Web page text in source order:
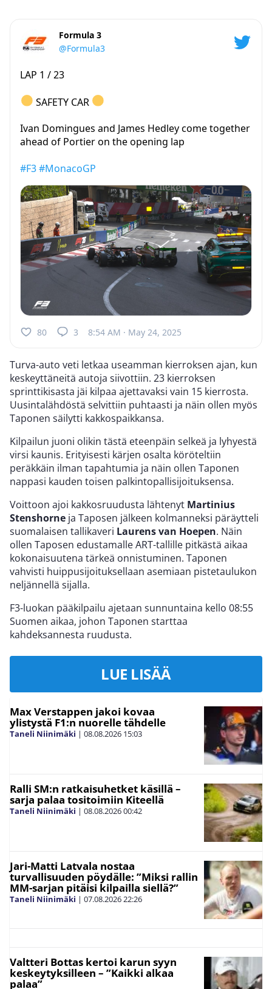
Formula 3
@Formula3
LAP 1 / 23
SAFETY CAR
Ivan Domingues and James Hedley come together
ahead of Portier on the opening lap
#F3#MonacoGP
80 3 8:54 AM · May 24, 2025
Turva-auto veti letkaa useamman kierroksen ajan, kun
keskeyttäneitä autoja siivottiin. 23 kierroksen
sprinttikisasta jäi kilpaa ajettavaksi vain 15 kierrosta.
Uusintalähdöstä selvittiin puhtaasti ja näin ollen myös
Taponen säilytti kakkospaikkansa.
Kilpailun juoni olikin tästä eteenpäin selkeä ja lyhyestä
virsi kaunis. Erityisesti kärjen osalta köröteltiin
peräkkäin ilman tapahtumia ja näin ollen Taponen
nappasi kauden toisen palkintopallisijoituksensa.
Voittoon ajoi kakkosruudusta lähtenyt Martinius
Stenshorne ja Taposen jälkeen kolmanneksi päräytteli
suomalaisen tallikaveri Laurens van Hoepen. Näin
ollen Taposen edustamalle ART-tallille pitkästä aikaa
kokonaisuutena tärkeä onnistuminen. Taponen
vahvisti huippusijoituksellaan asemiaan pistetaulukon
neljännellä sijalla.
F3-luokan pääkilpailu ajetaan sunnuntaina kello 08:55
Suomen aikaa, johon Taponen starttaa
kahdeksannesta ruudusta.
LUE LISÄÄ
Max Verstappen jakoi kovaa
ylistystä F1:n nuorelle tähdelle
Taneli Niinimäki | 08.08.2026 15:03
Ralli SM:n ratkaisuhetket käsillä –
sarja palaa tositoimiin Kiteellä
Taneli Niinimäki | 08.08.202600:42
Jari-Matti Latvala nostaa
turvallisuuden pöydälle: ”Miksi rallin
MM-sarjan pitäisi kilpailla siellä?”
Taneli Niinimäki | 07.08.202622:26
Valtteri Bottas kertoi karun syyn
keskeytyksilleen – ”Kaikki alkaa
palaa”